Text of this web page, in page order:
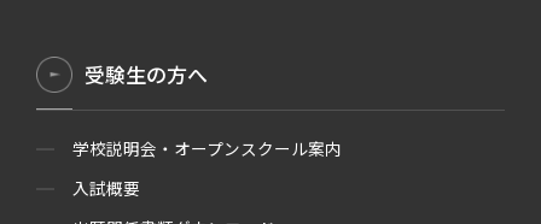
受験生の方へ
学校説明会・オープンスクール案内
入試概要